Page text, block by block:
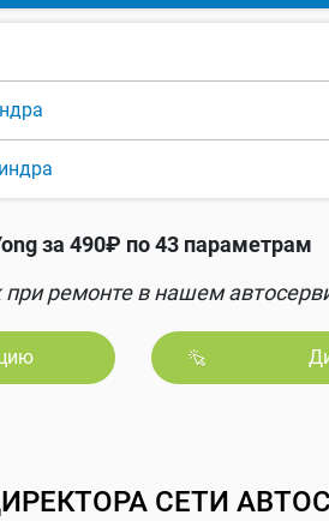
за 490₽ по 43 параметрам
ремонте в нашем
СЕТИ